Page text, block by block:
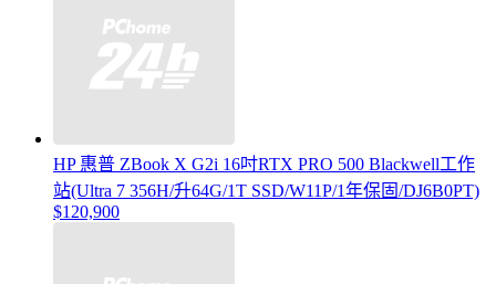
HP 惠普 ZBook X G2i 16吋RTX PRO 500 Blackwell工作
站(Ultra 7 356H/升64G/1T SSD/W11P/1年保固/DJ6B0PT)
$120,900